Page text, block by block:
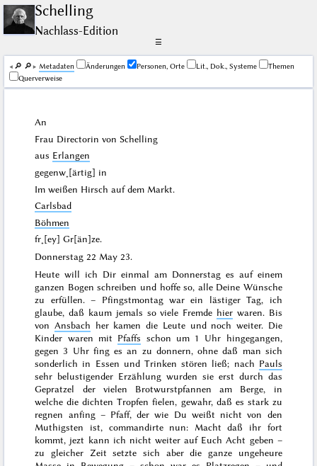
Schelling
Nachlass-Edition
☰
🔎︎ 🔎︎ Me­ta­da­ten Änderungen Personen, Orte Lit., Dok., Systeme
Themen
Querverweise
An
Frau Directorin von Schelling
aus Erlangen
gegenw˖[ärtig] in
Im weißen Hirsch auf dem Markt.
Carlsbad
Böhmen
fr˖[ey] Gr[än]ze.
Donnerstag 22 May 23.
Heute will ich Dir einmal am Donnerstag es auf einem
ganzen Bogen schreiben und hoffe so, alle Deine Wünsche
zu erfüllen. – Pfingstmontagwar ein lästiger Tag, ich
glaube, daß kaum jemals so viele Fremde hier waren. Bis
von Ansbach her kamen die Leute und noch weiter. Die
Kinder waren mit Pfaffs schon um 1 Uhr hingegangen,
gegen 3 Uhr fing es an zu donnern, ohne daß man sich
sonderlich in Essen und Trinken stören ließ; nach Pauls
sehr belustigender Erzählung wurden sie erst durch das
Gepratzel der vielen Brotwurstpfannen am Berge, in
welche die dichten Tropfen fielen, gewahr, daß es stark zu
regnen anfing – Pfaff, der wie Du weißt nicht von den
Muthigsten ist, commandirte nun: Macht daß ihr fort
kommt, jezt kann ich nicht weiter auf Euch Acht geben –
zu gleicher Zeit setzte sich aber die ganze ungeheure